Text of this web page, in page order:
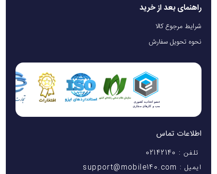
راهنمای بعد از خرید
شرایط مرجوع کالا
نحوه تحویل سفارش
اطلاعات تماس
تلفن : 02142140
ایمیل : support@mobile140.com